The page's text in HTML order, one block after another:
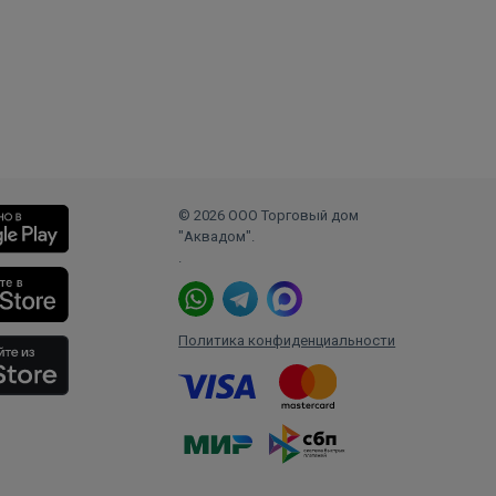
© 2026 ООО Торговый дом
"Аквадом".
.
Политика конфиденциальности